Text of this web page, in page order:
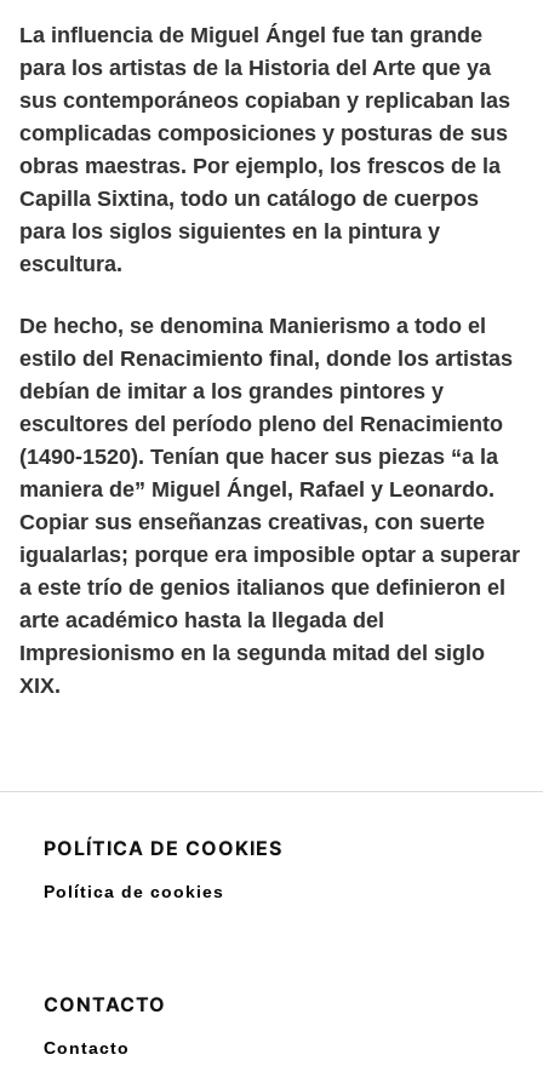
La influencia de Miguel Ángel fue tan grande
para los artistas de la Historia del Arte que ya
sus contemporáneos copiaban y replicaban las
complicadas composiciones y posturas de sus
obras maestras. Por ejemplo, los frescos de la
Capilla Sixtina, todo un catálogo de cuerpos
para los siglos siguientes en la pintura y
escultura.
De hecho, se denomina Manierismo a todo el
estilo del Renacimiento final, donde los artistas
debían de imitar a los grandes pintores y
escultores del período pleno del Renacimiento
(1490-1520). Tenían que hacer sus piezas “a la
maniera de” Miguel Ángel, Rafael y Leonardo.
Copiar sus enseñanzas creativas, con suerte
igualarlas; porque era imposible optar a superar
a este trío de genios italianos que definieron el
arte académico hasta la llegada del
Impresionismo en la segunda mitad del siglo
XIX.
POLÍTICA DE COOKIES
Política de cookies
CONTACTO
Contacto